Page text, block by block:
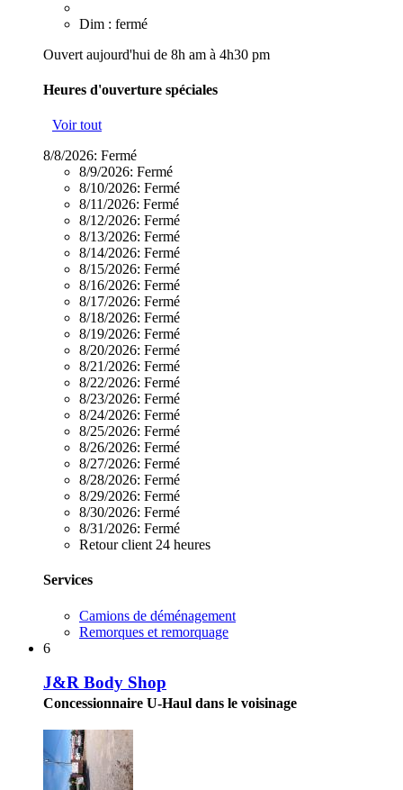
Dim : fermé
Ouvert aujourd'hui de 8h am à 4h30 pm
Heures d'ouverture spéciales
Voir tout
8/8/2026: Fermé
8/9/2026: Fermé
8/10/2026: Fermé
8/11/2026: Fermé
8/12/2026: Fermé
8/13/2026: Fermé
8/14/2026: Fermé
8/15/2026: Fermé
8/16/2026: Fermé
8/17/2026: Fermé
8/18/2026: Fermé
8/19/2026: Fermé
8/20/2026: Fermé
8/21/2026: Fermé
8/22/2026: Fermé
8/23/2026: Fermé
8/24/2026: Fermé
8/25/2026: Fermé
8/26/2026: Fermé
8/27/2026: Fermé
8/28/2026: Fermé
8/29/2026: Fermé
8/30/2026: Fermé
8/31/2026: Fermé
Retour client 24 heures
Services
Camions de déménagement
Remorques et remorquage
6
J&R Body Shop
Concessionnaire U-Haul dans le voisinage